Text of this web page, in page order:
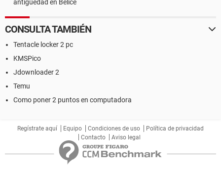
antigüedad en Belice
CONSULTA TAMBIÉN
Tentacle locker 2 pc
KMSPico
Jdownloader 2
Temu
Como poner 2 puntos en computadora
Regístrate aquí Equipo Condiciones de uso
Política de privacidad
Contacto
Aviso legal